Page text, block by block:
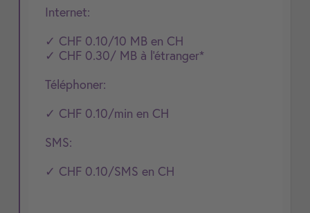
Internet:
✓ CHF 0.10/10 MB en CH
✓ CHF 0.30/ MB à l'étranger*
Téléphoner:
✓ CHF 0.10/min en CH
SMS:
✓ CHF 0.10/SMS en CH